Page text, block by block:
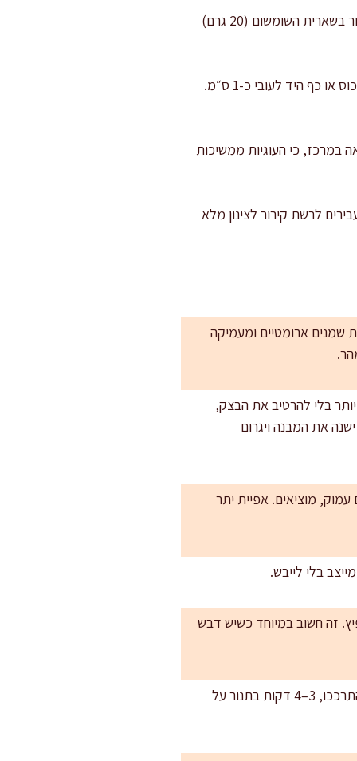
: יוצרים כדורים במשקל כ-20 גרם כל אחד (בקוטר בערך 3 ס״מ). מגלגלים כל כדור בשארית השומשום (20 גרם)
: מניחים בתבנית במרווחים של 5–6 ס״מ. משטחים קלות כל כדור בעזרת תחתית כוס או כף היד לעובי כ-1 ס״מ.
במרכז, כי העוגיות ממשיכות
חמות). מעבירים לרשת קירור לצינון מלא
שמנים ארומטיים ומעמיקה
בלי להרטיב את הבצק,
את המבנה ויגרום
עמוק, מוציאים. אפיית יתר
בלי לייבש.
זה חשוב במיוחד כשיש דבש
: לאחר צינון מלא מאחסנים בקופסה אטומה. העוגיות נשמרות פריכות 5–7 ימים. אם הן התרככו, 3–4 דקות בתנור על